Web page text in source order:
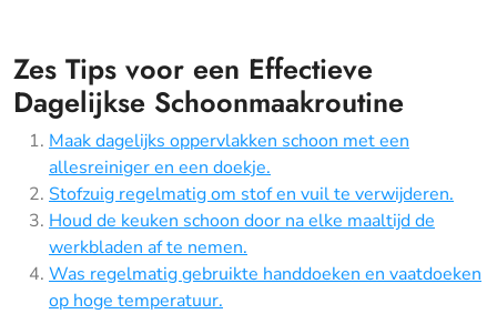
Zes Tips voor een Effectieve
Dagelijkse Schoonmaakroutine
Maak dagelijks oppervlakken schoon met een
allesreiniger en een doekje.
Stofzuig regelmatig om stof en vuil te verwijderen.
Houd de keuken schoon door na elke maaltijd de
werkbladen af te nemen.
Was regelmatig gebruikte handdoeken en vaatdoeken
op hoge temperatuur.